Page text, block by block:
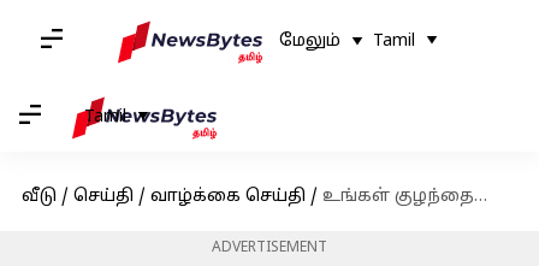
மேலும் Tamil
Tamil
வீடு / செய்தி / வாழ்க்கை செய்தி / உங்கள் குழந்தையை ஆரோக்கியமாகவும் சுறுசுறுப்பாகவும் வைத்திருக்க ஹெல்த்தி கோடைகால பானங்கள்
ADVERTISEMENT